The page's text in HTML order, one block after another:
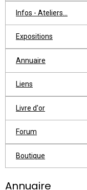
Infos - Ateliers...
Expositions
Annuaire
Liens
Livre d'or
Forum
Boutique
Annuaire